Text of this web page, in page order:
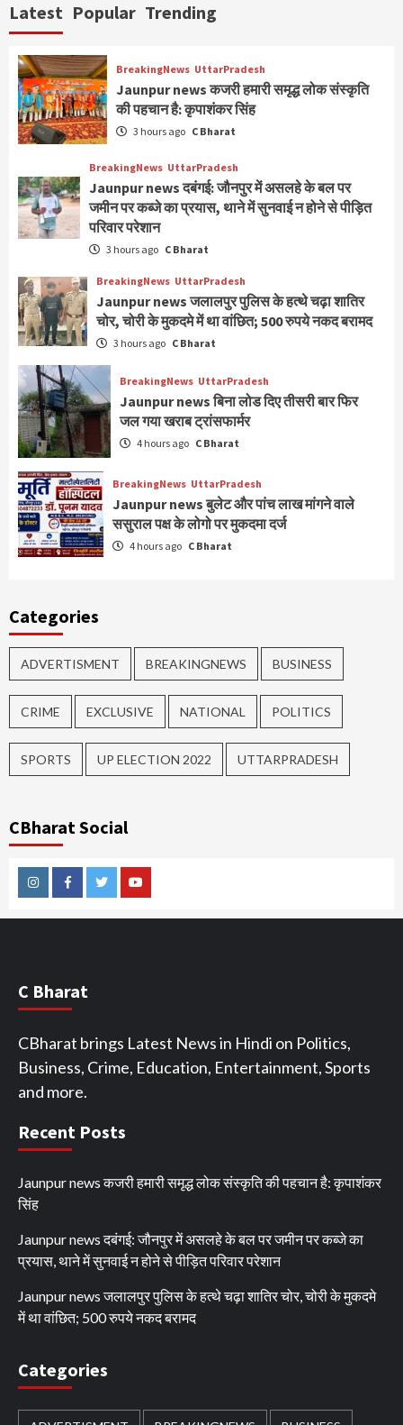
Latest Popular Trending
BreakingNews UttarPradesh
Jaunpur news कजरी हमारी समृद्ध लोक संस्कृति
की पहचान है: कृपाशंकर सिंह
3 hours ago C Bharat
BreakingNews UttarPradesh
Jaunpur news दबंगई: जौनपुर में असलहे के बल पर
जमीन पर कब्जे का प्रयास, थाने में सुनवाई न होने से पीड़ित
परिवार परेशान
3 hours ago C Bharat
BreakingNews UttarPradesh
Jaunpur news जलालपुर पुलिस के हत्थे चढ़ा शातिर
चोर, चोरी के मुकदमे में था वांछित; 500 रुपये नकद बरामद
3 hours ago C Bharat
BreakingNews UttarPradesh
Jaunpur news बिना लोड दिए तीसरी बार फिर
जल गया खराब ट्रांसफार्मर
4 hours ago C Bharat
BreakingNews UttarPradesh
Jaunpur news बुलेट और पांच लाख मांगने वाले
ससुराल पक्ष के लोगो पर मुकदमा दर्ज
4 hours ago C Bharat
Categories
ADVERTISMENT BREAKINGNEWS BUSINESS
CRIME EXCLUSIVE NATIONAL POLITICS
SPORTS UP ELECTION 2022 UTTARPRADESH
CBharat Social
InstagramFacebookTwitterYoutube
C Bharat
CBharat brings Latest News in Hindi on Politics,
Business, Crime, Education, Entertainment, Sports
and more.
Recent Posts
Jaunpur news कजरी हमारी समृद्ध लोक संस्कृति की पहचान है: कृपाशंकर
सिंह
Jaunpur news दबंगई: जौनपुर में असलहे के बल पर जमीन पर कब्जे का
प्रयास, थाने में सुनवाई न होने से पीड़ित परिवार परेशान
Jaunpur news जलालपुर पुलिस के हत्थे चढ़ा शातिर चोर, चोरी के मुकदमे
में था वांछित; 500 रुपये नकद बरामद
Categories